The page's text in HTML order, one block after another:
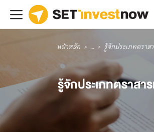
หน้าหลัก ... รู้จักประเภทตราส
รู้จักประเภทตราสา